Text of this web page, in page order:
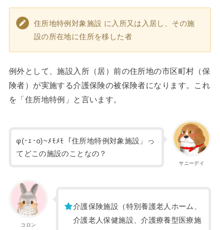
住所地特例対象施設 に入所又は入居し、その施
設の所在地に住所を移した者
例外として、施設入所（居）前の住所地の市区町村（保
険者）が実施する介護保険の被保険者になります。これ
を「住所地特例」と言います。
サニーデイ
φ(･ｪ･o)~ﾒﾓﾒﾓ「住所地特例対象施設」っ
てどこの施設のことなの？
コロン
介護保険施設（特別養護老人ホーム、
介護老人保健施設、介護療養型医療施